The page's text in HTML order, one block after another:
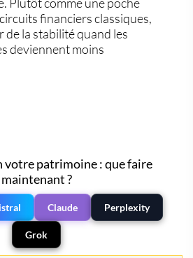
financiers classiques,
de la stabilité quand les
deviennent moins
votre patrimoine : que faire
maintenant ?
Claude Perplexity
Grok